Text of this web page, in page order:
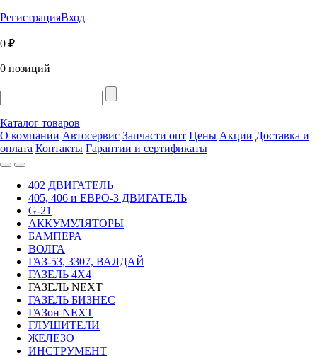
РегистрацияВход
0 ₽
0 позиций
Каталог товаров
О компании Автосервис Запчасти опт Цены Акции Доставка и
оплата Контакты Гарантии и сертификаты
402 ДВИГАТЕЛЬ
405, 406 и ЕВРО-3 ДВИГАТЕЛЬ
G-21
АККУМУЛЯТОРЫ
БАМПЕРА
ВОЛГА
ГАЗ-53, 3307, ВАЛДАЙ
ГАЗЕЛЬ 4Х4
ГАЗЕЛЬ NEXT
ГАЗЕЛЬ БИЗНЕС
ГАЗон NEXT
ГЛУШИТЕЛИ
ЖЕЛЕЗО
ИНСТРУМЕНТ